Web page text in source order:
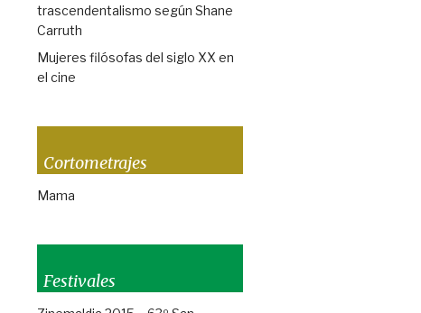
trascendentalismo según Shane
Carruth
Mujeres filósofas del siglo XX en
el cine
Cortometrajes
Mama
Festivales